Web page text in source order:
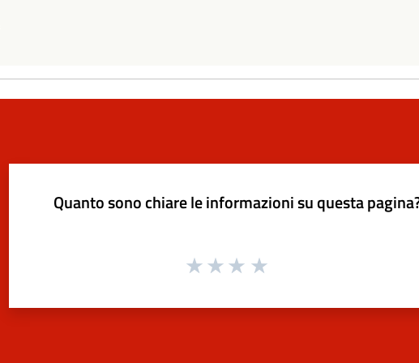
Quanto sono chiare le informazioni su questa